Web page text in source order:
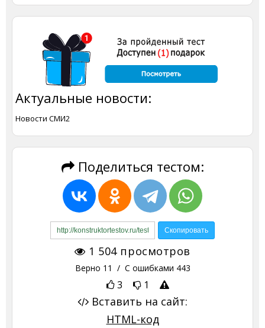
Актуальные новости:
Новости СМИ2
Поделиться тестом:
1 504просмотров
Верно 11 / С ошибками 443
3 1
Вставить на сайт:
HTML-код